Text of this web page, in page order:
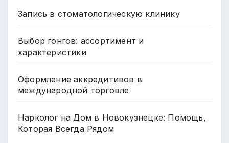
Запись в стоматологическую клинику
Выбор гонгов: ассортимент и
характеристики
Оформление аккредитивов в
международной торговле
Нарколог на Дом в Новокузнецке: Помощь,
Которая Всегда Рядом